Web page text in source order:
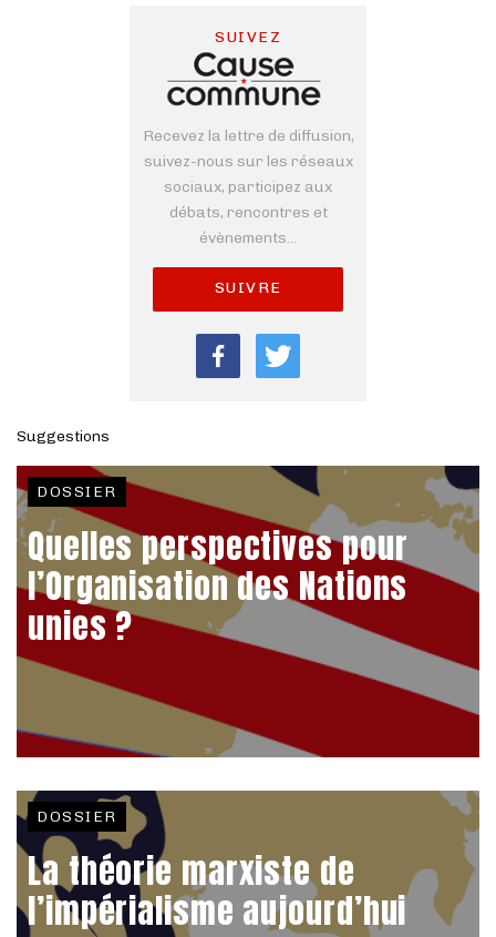
SUIVEZ
Recevez la lettre de diffusion,
suivez-nous sur les réseaux
sociaux, participez aux
débats, rencontres et
évènements...
SUIVRE
Suggestions
DOSSIER
Quelles perspectives pour
l’Organisation des Nations
unies ?
DOSSIER
La théorie marxiste de
l’impérialisme aujourd’hui